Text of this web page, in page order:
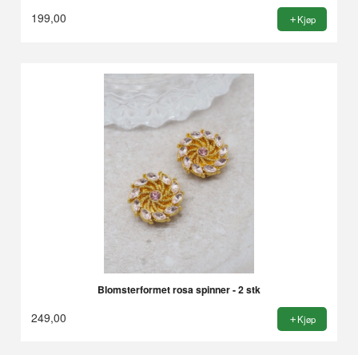
199,00 Kjøp
Blomsterformet rosa spinner - 2 stk
249,00 Kjøp